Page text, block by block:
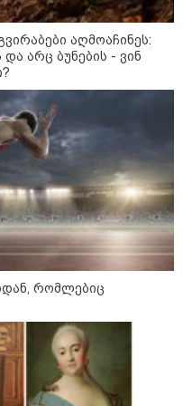
აღმოაჩინეს:
არც ბუნების - ვინ
რომლებიც